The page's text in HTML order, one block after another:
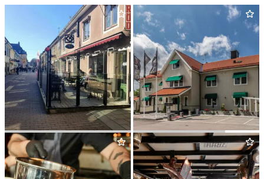
JOHANSSONS BAGERI
& CAFÉ
SKUL­TUNA HOTELL